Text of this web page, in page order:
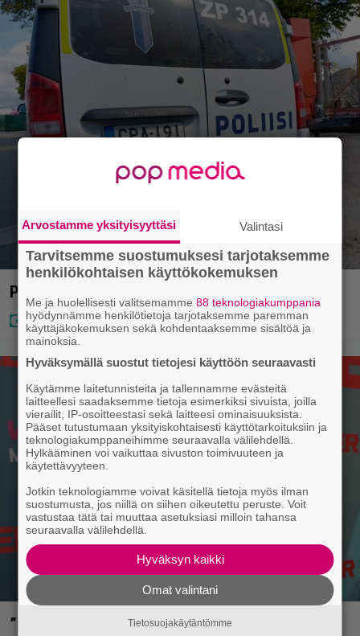
Poliisilla surullinen ilta Kuopiossa eilen
”Nukuimme kaikki viisi samassa huoneessa” –
Arvostamme yksityisyyttäsi Valintasi
Tarvitsemme suostumuksesi tarjotaksemme
henkilökohtaisen käyttökokemuksen
Me ja huolellisesti valitsemamme88 teknologiakumppania
hyödynnämme henkilötietoja tarjotaksemme paremman
käyttäjäkokemuksen sekä kohdentaaksemme sisältöä ja
mainoksia.
Hyväksymällä suostut tietojesi käyttöön seuraavasti
Käytämme laitetunnisteita ja tallennamme evästeitä
laitteellesi saadaksemme tietoja esimerkiksi sivuista, joilla
vierailit, IP-osoitteestasi sekä laitteesi ominaisuuksista.
Pääset tutustumaan yksityiskohtaisesti käyttötarkoituksiin ja
teknologiakumppaneihimme seuraavalla välilehdellä.
Hylkääminen voi vaikuttaa sivuston toimivuuteen ja
käytettävyyteen.
Jotkin teknologiamme voivat käsitellä tietoja myös ilman
suostumusta, jos niillä on siihen oikeutettu peruste. Voit
vastustaa tätä tai muuttaa asetuksiasi milloin tahansa
seuraavalla välilehdellä.
Hyväksyn kaikki
Omat valintani
Tietosuojakäytäntömme